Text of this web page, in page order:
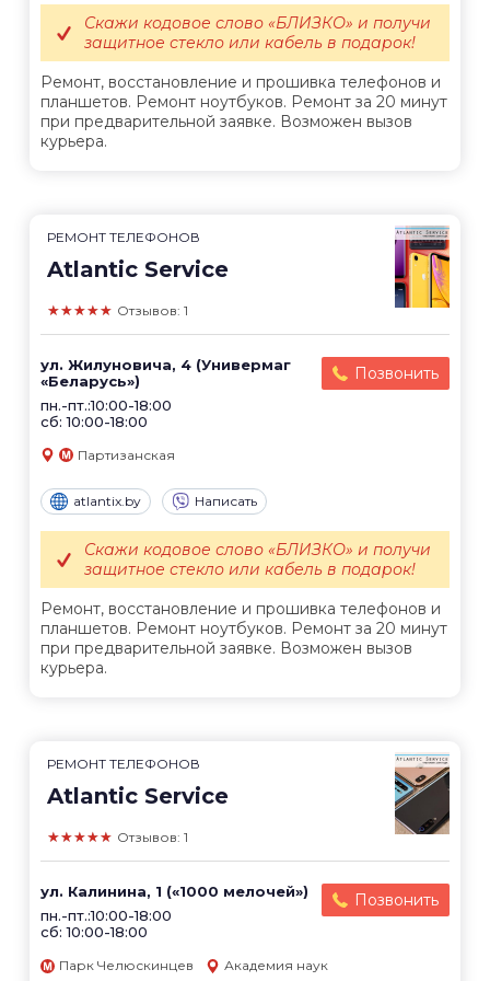
Ремонт, восстановление и прошивка телефонов и
планшетов. Ремонт ноутбуков. Ремонт за 20 минут
при предварительной заявке. Возможен вызов
курьера.
Скажи кодовое слово «БЛИЗКО» и получи
защитное стекло или кабель в подарок!
РЕМОНТ ТЕЛЕФОНОВ
Atlantic Service
★★★★★ Отзывов: 1
ул. Жилуновича, 4 (Универмаг
«Беларусь»)
пн.-пт.:10:00-18:00
сб: 10:00-18:00
Позвонить
Партизанская
atlantix.by Написать
Ремонт, восстановление и прошивка телефонов и
планшетов. Ремонт ноутбуков. Ремонт за 20 минут
при предварительной заявке. Возможен вызов
курьера.
Скажи кодовое слово «БЛИЗКО» и получи
защитное стекло или кабель в подарок!
РЕМОНТ ТЕЛЕФОНОВ
Atlantic Service
★★★★★ Отзывов: 1
ул. Калинина, 1 («1000 мелочей»)
пн.-пт.:10:00-18:00
сб: 10:00-18:00
Позвонить
Парк Челюскинцев Академия наук